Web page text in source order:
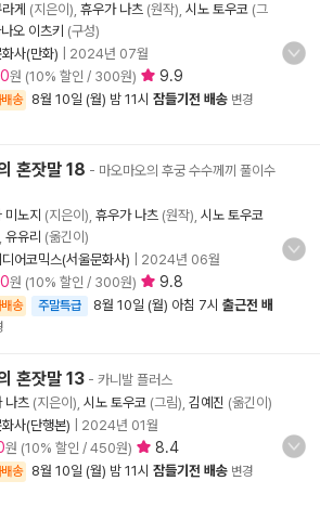
게 (지은이), 휴우가 나츠 (원작), 시노 토우코 (그
오 이츠키 (구성)
사(만화)
2024년 07월
원 (10% 할인 / 300원) 9.9
송 8월 10일 (월) 밤 11시 잠들기전 배송 변경
혼잣말 18 - 마오마오의 후궁 수수께끼 풀이수
미노지 (지은이), 휴우가 나츠 (원작), 시노 토우코
유유리 (옮긴이)
어코믹스(서울문화사)
2024년 06월
원 (10% 할인 / 300원) 9.8
송 주말특급 8월 10일 (월) 아침 7시 출근전 배
혼잣말 13 - 카니발 플러스
나츠 (지은이), 시노 토우코 (그림), 김예진 (옮긴이)
사(단행본)
2024년 01월
원 (10% 할인 / 450원) 8.4
송 8월 10일 (월) 밤 11시 잠들기전 배송 변경